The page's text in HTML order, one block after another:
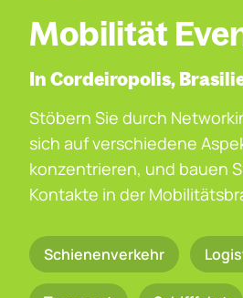
Mobilität
In Cordeiropolis,
Stöbern Sie durch
sich auf verschiedene
konzentrieren, und bauen
Kontakte in der
Schienenverkehr